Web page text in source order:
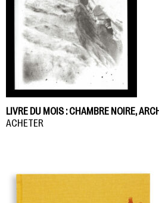
LIVRE DU MOIS : CHAMBRE NOIRE,
ACHETER